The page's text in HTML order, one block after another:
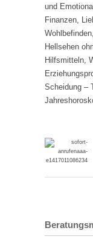
und
Finanzen,
Hellsehen
Hilfsmitteln,
Scheidung –